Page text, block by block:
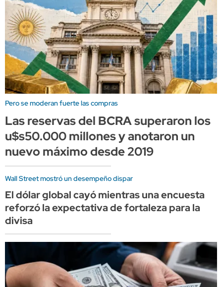
Pero se moderan fuerte las compras
Las reservas del BCRA superaron los
u$s50.000 millones y anotaron un
nuevo máximo desde 2019
Wall Street mostró un desempeño dispar
El dólar global cayó mientras una encuesta
reforzó la expectativa de fortaleza para la
divisa